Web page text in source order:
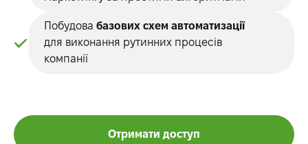
Побудова базових схем автоматизації
для виконання рутинних процесів
компанії
Отримати доступ